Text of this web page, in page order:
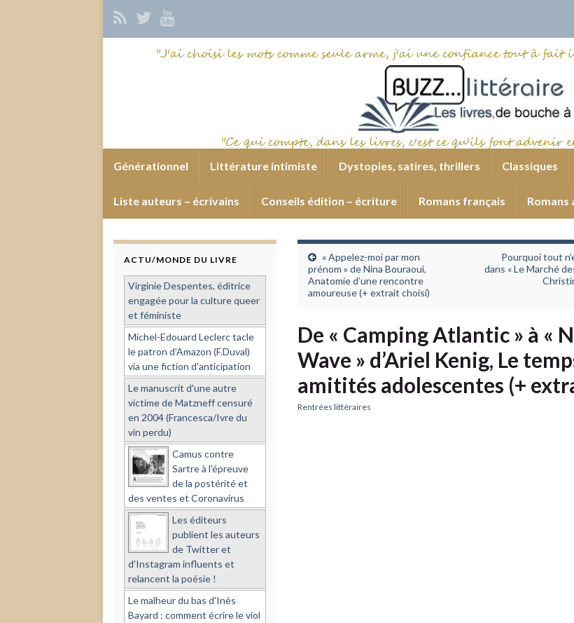
Générationnel Littérature intimiste Dystopies, satires, thrillers Classiques
Liste auteurs – écrivains Conseils édition – écriture Romans français Romans
« Appelez-moi par mon
prénom » de Nina Bouraoui,
Anatomie d’une rencontre
amoureuse (+ extrait choisi)
Pourquoi tout
dans « Le Marché
De « Camping Atlantic » à «
Wave » d’Ariel Kenig, Le
amitités adolescentes (+
Rentrées littéraires
ACTU/MONDE DU LIVRE
Virginie Despentes, éditrice
engagée pour la culture queer
et féministe
Michel-Edouard Leclerc tacle
le patron d'Amazon (F.Duval)
via une fiction d'anticipation
Le manuscrit d'une autre
victime de Matzneff censuré
en 2004 (Francesca/Ivre du
vin perdu)
Camus contre
Sartre à l'épreuve
de la postérité et
des ventes et Coronavirus
Les éditeurs
publient les auteurs
de Twitter et
d'Instagram influents et
relancent la poésie !
Le malheur du bas d'Inès
Bayard : comment écrire le viol